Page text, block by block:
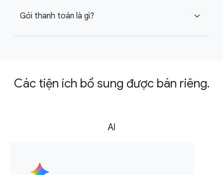
Gói thanh toán là gì? expand_more
Các tiện ích bổ sung được bán riêng.
AI